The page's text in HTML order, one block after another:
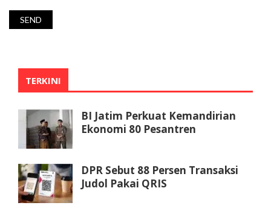
TERKINI
BI Jatim Perkuat Kemandirian
Ekonomi 80 Pesantren
DPR Sebut 88 Persen Transaksi
Judol Pakai QRIS